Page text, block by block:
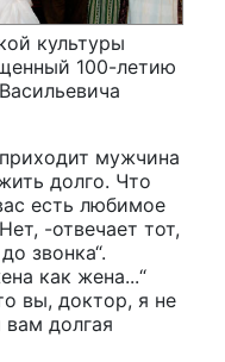
культуры
100-летию
мужчина
долго. Что
есть любимое
-отвечает тот,
звонка“.
как жена...“
вы, доктор, я не
вам долгая